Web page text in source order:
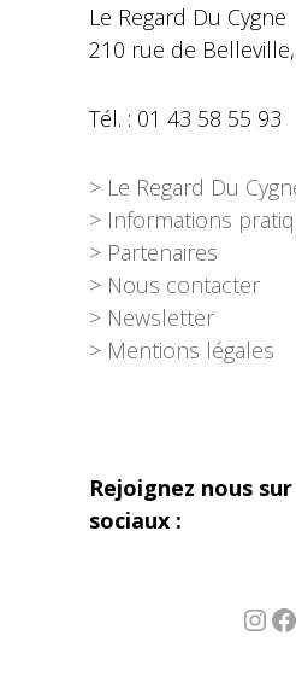
Le Regard Du Cygne
210 rue de
Tél. : 01 43 58 55 93
> Le Regard Du
> Informations
> Partenaires
> Nous contacter
> Newsletter
> Mentions légales
Rejoignez nous
sociaux :
InstagramFacebook